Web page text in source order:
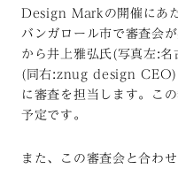
Design Markの開催にあ
バンガロール市で審査会
から井上雅弘氏(写真左:
(同右:znug design CEO)
に審査を担当します。こ
予定です。
また、この審査会と合わ